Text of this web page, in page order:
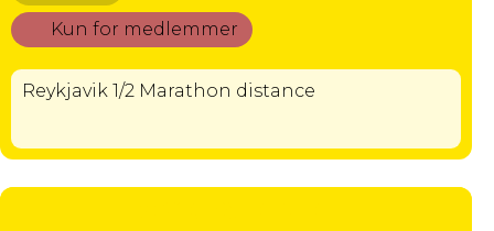
Kun for medlemmer
Reykjavik 1/2 Marathon distance